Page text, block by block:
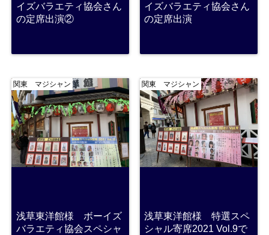
イズバラエティ協会さん
の定席出演②
イズバラエティ協会さん
の定席出演
関東 マジシャン
浅草東洋館様 ボーイズ
バラエティ協会スペシャ
関東 マジシャン
浅草東洋館様 特選スペ
シャル寄席2021 Vol.9で